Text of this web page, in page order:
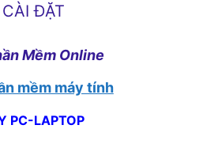
ĐẶT
Mềm Online
mềm máy tính
PC-LAPTOP